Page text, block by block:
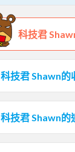
科技君
科技君 Shawn的
科技君 Shawn的